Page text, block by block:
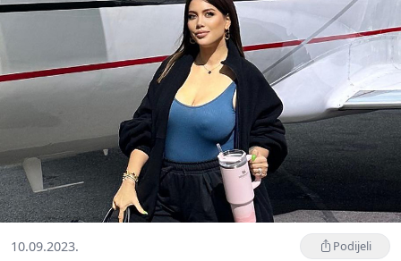
10.09.2023. Podijeli